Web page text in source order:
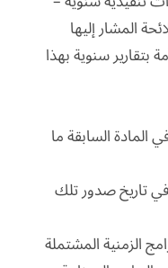
المشار إليها
سنوية بهذا
المادة السابقة ما
في تاريخ صدور تلك
الزمنية المشتملة